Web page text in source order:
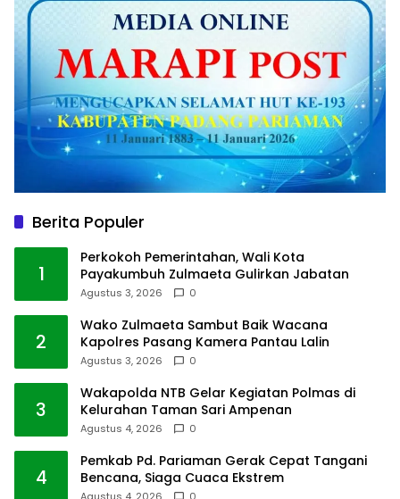
Berita Populer
1
Perkokoh Pemerintahan, Wali Kota
Payakumbuh Zulmaeta Gulirkan Jabatan
Agustus 3, 2026 0
2
Wako Zulmaeta Sambut Baik Wacana
Kapolres Pasang Kamera Pantau Lalin
Agustus 3, 2026 0
3
Wakapolda NTB Gelar Kegiatan Polmas di
Kelurahan Taman Sari Ampenan
Agustus 4, 2026 0
4
Pemkab Pd. Pariaman Gerak Cepat Tangani
Bencana, Siaga Cuaca Ekstrem